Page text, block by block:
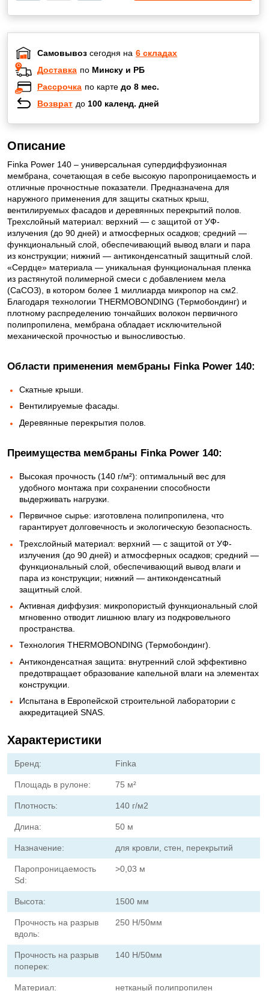
Самовывоз сегодня на 6 складах
Доставка по Минску и РБ
Рассрочка по карте до 8 мес.
Возврат до 100 календ. дней
Описание
Finka Power 140 – универсальная супердиффузионная
мембрана, сочетающая в себе высокую паропроницаемость и
отличные прочностные показатели. Предназначена для
наружного применения для защиты скатных крыш,
вентилируемых фасадов и деревянных перекрытий полов.
Трехслойный материал: верхний — с защитой от УФ-
излучения (до 90 дней) и атмосферных осадков; средний —
функциональный слой, обеспечивающий вывод влаги и пара
из конструкции; нижний — антиконденсатный защитный слой.
«Сердце» материала — уникальная функциональная пленка
из растянутой полимерной смеси с добавлением мела
(СаСОЗ), в котором более 1 миллиарда микропор на см2.
Благодаря технологии THERMOBONDING (Термобондинг) и
плотному распределению тончайших волокон первичного
полипропилена, мембрана обладает исключительной
механической прочностью и выносливостью.
Области применения мембраны Finka Power 140:
Скатные крыши.
Вентилируемые фасады.
Деревянные перекрытия полов.
Преимущества мембраны Finka Power 140:
Высокая прочность (140 г/м²): оптимальный вес для
удобного монтажа при сохранении способности
выдерживать нагрузки.
Первичное сырье: изготовлена полипропилена, что
гарантирует долговечность и экологическую безопасность.
Трехслойный материал: верхний — с защитой от УФ-
излучения (до 90 дней) и атмосферных осадков; средний —
функциональный слой, обеспечивающий вывод влаги и
пара из конструкции; нижний — антиконденсатный
защитный слой.
Активная диффузия: микропористый функциональный слой
мгновенно отводит лишнюю влагу из подкровельного
пространства.
Технология THERMOBONDING (Термобондинг).
Антиконденсатная защита: внутренний слой эффективно
предотвращает образование капельной влаги на элементах
конструкции.
Испытана в Европейской строительной лаборатории с
аккредитацией SNAS.
Характеристики
Бренд: Finka
Площадь в рулоне: 75 м²
Плотность: 140 г/м2
Длина: 50 м
Назначение: для кровли, стен, перекрытий
Паропроницаемость
Sd:
>0,03 м
Высота: 1500 мм
Прочность на разрыв
вдоль:
250 Н/50мм
Прочность на разрыв
поперек:
140 Н/50мм
Материал: нетканый полипропилен